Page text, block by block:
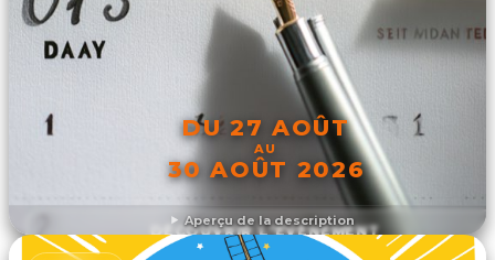
Aperçu de la description
DU 27 AOÛT
AU
30 AOÛT 2026
DÉCOUVRIR L'ÉVÉNEMENT